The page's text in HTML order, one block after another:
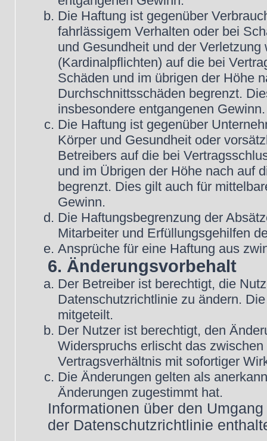
Die Haftung ist gegenüber
fahrlässigem Verhalten oder bei
und Gesundheit und der
(Kardinalpflichten) auf die bei
Schäden und im übrigen der Höhe
Durchschnittsschäden begrenzt.
insbesondere entgangenen Gewinn.
Die Haftung ist gegenüber
Körper und Gesundheit oder
Betreibers auf die bei
und im Übrigen der Höhe nach auf
begrenzt. Dies gilt auch für
Gewinn.
Die Haftungsbegrenzung der
Mitarbeiter und Erfüllungsgehilfen
Ansprüche für eine Haftung aus
6. Änderungsvorbehalt
Der Betreiber ist berechtigt, die
Datenschutzrichtlinie zu ändern.
mitgeteilt.
Der Nutzer ist berechtigt, den
Widerspruchs erlischt das
Vertragsverhältnis mit sofortiger
Die Änderungen gelten als
Änderungen zugestimmt hat.
Informationen über den
der Datenschutzrichtlinie